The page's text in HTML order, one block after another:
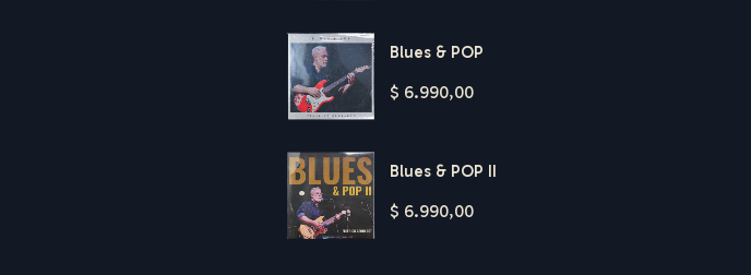
Blues & POP
$ 6.990,00
Blues & POP II
$ 6.990,00